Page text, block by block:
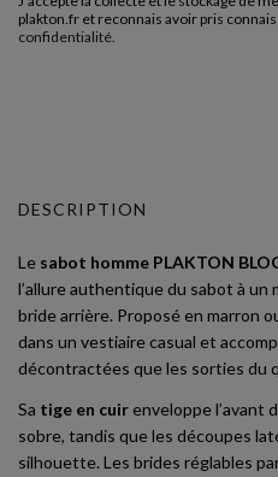
plakton.fr et reconnais avoir pris
confidentialité
DESCRIPTION
Le sabot homme PLAKTON
l’allure authentique du sabot à un
bride arrière. Proposé en marron
dans un vestiaire casual et
décontractées que les sorties du
Sa tige en cuirenveloppe l’avant
sobre, tandis que les découpes
silhouette. Les brides réglables